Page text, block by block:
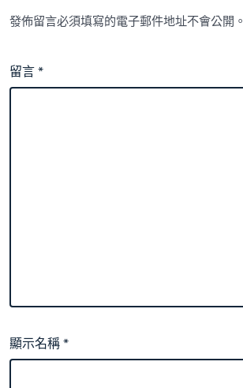
發佈留言必須填寫的電子郵件地址不會公開。
留言*
顯示名稱*